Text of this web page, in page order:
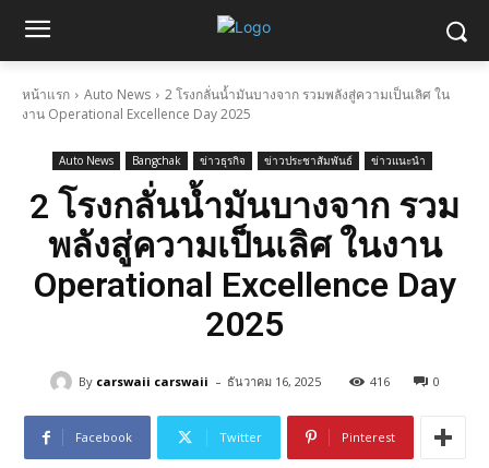
หน้าแรก Auto News
2 โรงกลั่นน้ำมันบางจาก รวมพลังสู่ความเป็นเลิศ ใน
งาน Operational Excellence Day 2025
Auto News Bangchak ข่าวธุรกิจ ข่าวประชาสัมพันธ์ ข่าวแนะนำ
2 โรงกลั่นน้ำมันบางจาก รวม
พลังสู่ความเป็นเลิศ ในงาน
Operational Excellence Day
2025
By carswaii carswaii - ธันวาคม 16, 2025 416 0
Facebook Twitter Pinterest